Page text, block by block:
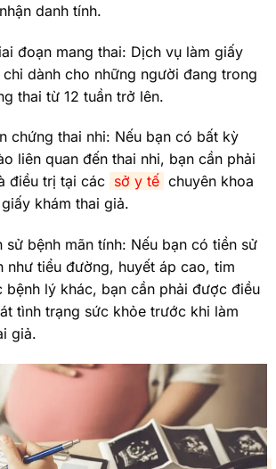
danh tính.
đoạn mang thai: Dịch vụ làm giấy
dành cho những người đang trong
thai từ 12 tuần trở lên.
chứng thai nhi: Nếu bạn có bất kỳ
liên quan đến thai nhi, bạn cần phải
điều trị tại các sở y tế chuyên khoa
khám thai giả.
sử bệnh mãn tính: Nếu bạn có tiền sử
như tiểu đường, huyết áp cao, tim
bệnh lý khác, bạn cần phải được điều
tình trạng sức khỏe trước khi làm
giả.